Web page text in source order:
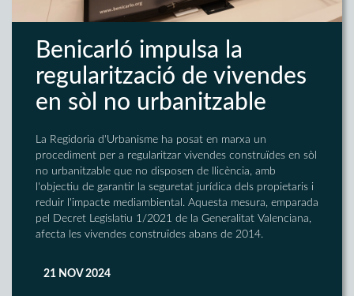
Benicarló impulsa la
regularització de vivendes
en sòl no urbanitzable
La Regidoria d'Urbanisme ha posat en marxa un
procediment per a regularitzar vivendes construïdes en sòl
no urbanitzable que no disposen de llicència, amb
l'objectiu de garantir la seguretat jurídica dels propietaris i
reduir l'impacte mediambiental. Aquesta mesura, emparada
pel Decret Legislatiu 1/2021 de la Generalitat Valenciana,
afecta les vivendes construïdes abans de 2014.
21 NOV 2024